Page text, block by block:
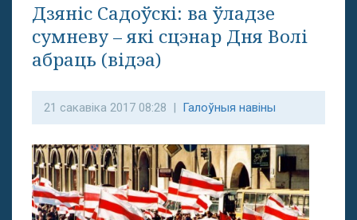
Дзяніс Садоўскі: ва ўладзе
сумневу – які сцэнар Дня Волі
абраць (відэа)
21 сакавіка 2017 08:28 | Галоўныя навіны